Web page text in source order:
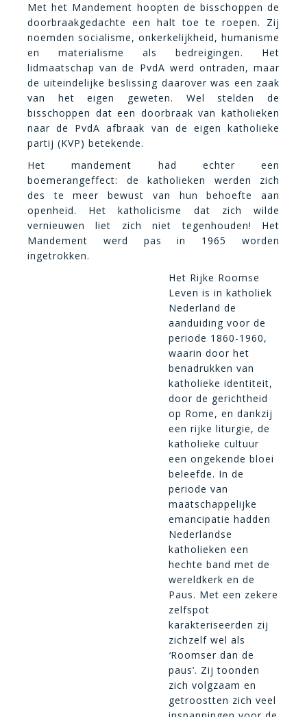
Met het Mandement hoopten de bisschoppen de
doorbraakgedachte een halt toe te roepen. Zij
noemden socialisme, onkerkelijkheid, humanisme
en materialisme als bedreigingen. Het
lidmaatschap van de PvdA werd ontraden, maar
de uiteindelijke beslissing daarover was een zaak
van het eigen geweten. Wel stelden de
bisschoppen dat een doorbraak van katholieken
naar de PvdA afbraak van de eigen katholieke
partij (KVP) betekende.
Het mandement had echter een
boemerangeffect: de katholieken werden zich
des te meer bewust van hun behoefte aan
openheid. Het katholicisme dat zich wilde
vernieuwen liet zich niet tegenhouden! Het
Mandement werd pas in 1965 worden
ingetrokken.
Het Rijke Roomse
Leven is in katholiek
Nederland de
aanduiding voor de
periode 1860-1960,
waarin door het
benadrukken van
katholieke identiteit,
door de gerichtheid
op Rome, en dankzij
een rijke liturgie, de
katholieke cultuur
een ongekende bloei
beleefde. In de
periode van
maatschappelijke
emancipatie hadden
Nederlandse
katholieken een
hechte band met de
wereldkerk en de
Paus. Met een zekere
zelfspot
karakteriseerden zij
zichzelf wel als
‘Roomser dan de
paus’. Zij toonden
zich volgzaam en
getroostten zich veel